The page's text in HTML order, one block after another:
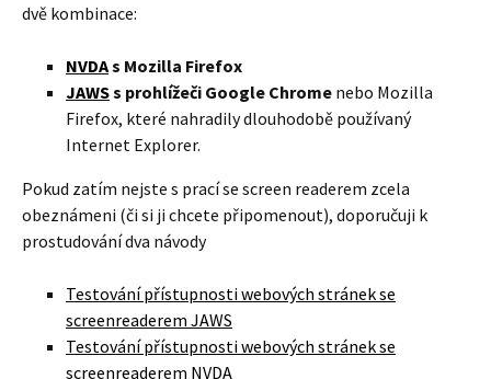
dvě kombinace:
NVDAs Mozilla Firefox
JAWSs prohlížeči Google Chrome nebo Mozilla
Firefox, které nahradily dlouhodobě používaný
Internet Explorer.
Pokud zatím nejste s prací se screen readerem zcela
obeznámeni (či si ji chcete připomenout), doporučuji k
prostudování dva návody
Testování přístupnosti webových stránek se
screenreaderem JAWS
Testování přístupnosti webových stránek se
screenreaderem NVDA